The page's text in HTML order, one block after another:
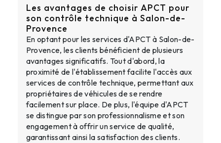
Les avantages de choisir APCT pour
son contrôle technique à Salon-de-
Provence
En optant pour les services d'APCT à Salon-de-
Provence, les clients bénéficient de plusieurs
avantages significatifs. Tout d'abord, la
proximité de l'établissement facilite l'accès aux
services de contrôle technique, permettant aux
propriétaires de véhicules de se rendre
facilement sur place. De plus, l'équipe d'APCT
se distingue par son professionnalisme et son
engagement à offrir un service de qualité,
garantissant ainsi la satisfaction des clients.